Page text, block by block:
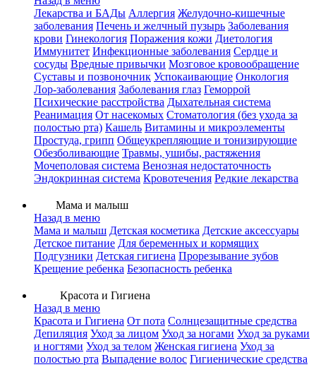
Лекарства и БАДы Аллергия Желудочно-кишечные
заболевания Печень и желчный пузырь Заболевания
крови Гинекология Поражения кожи Диетология
Иммунитет Инфекционные заболевания Сердце и
сосуды Вредные привычки Мозговое кровообращение
Суставы и позвоночник Успокаивающие Онкология
Лор-заболевания Заболевания глаз Геморрой
Психические расстройства Дыхательная система
Реанимация От насекомых Стоматология (без ухода за
полостью рта) Кашель Витамины и микроэлементы
Простуда, грипп Общеукрепляющие и тонизирующие
Обезболивающие Травмы, ушибы, растяжения
Мочеполовая система Венозная недостаточность
Эндокринная система Кровотечения Редкие лекарства
Мама и малыш
Назад в меню
Мама и малыш Детская косметика Детские аксессуары
Детское питание Для беременных и кормящих
Подгузники Детская гигиена Прорезывание зубов
Крещение ребенка Безопасность ребенка
Красота и Гигиена
Назад в меню
Красота и Гигиена От пота Солнцезащитные средства
Депиляция Уход за лицом Уход за ногами Уход за руками
и ногтями Уход за телом Женская гигиена Уход за
полостью рта Выпадение волос Гигиенические средства